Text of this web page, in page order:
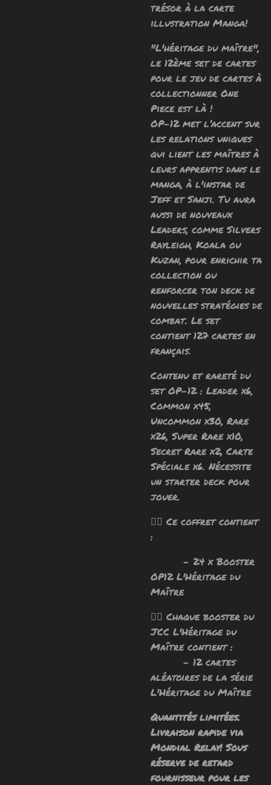
trésor à la carte
illustration Manga!
"L'héritage du maître",
le 12ème set de cartes
pour le jeu de cartes à
collectionner One
Piece est là !
OP-12 met l’accent sur
les relations uniques
qui lient les maîtres à
leurs apprentis dans le
manga, à l'instar de
Jeff et Sanji. Tu aura
aussi de nouveaux
Leaders, comme Silvers
Rayleigh, Koala ou
Kuzan, pour enrichir ta
collection ou
renforcer ton deck de
nouvelles stratégies de
combat. Le set
contient 127 cartes en
français.
Contenu et rareté du
set OP-12 : Leader x6,
Common x45,
Uncommon x30, Rare
x26, Super Rare x10,
Secret Rare x2, Carte
Spéciale x6. Nécessite
un starter deck pour
jouer.
🧙‍♂️ Ce coffret contient
:
- 24 x Booster
OP12 L'Héritage du
Maître
🧙‍♂️ Chaque booster du
JCC L'Héritage du
Maître contient :
- 12 cartes
aléatoires de la série
L'Héritage du Maître
Quantités limitées.
Livraison rapide via
Mondial Relay! Sous
réserve de retard
fournisseur pour les